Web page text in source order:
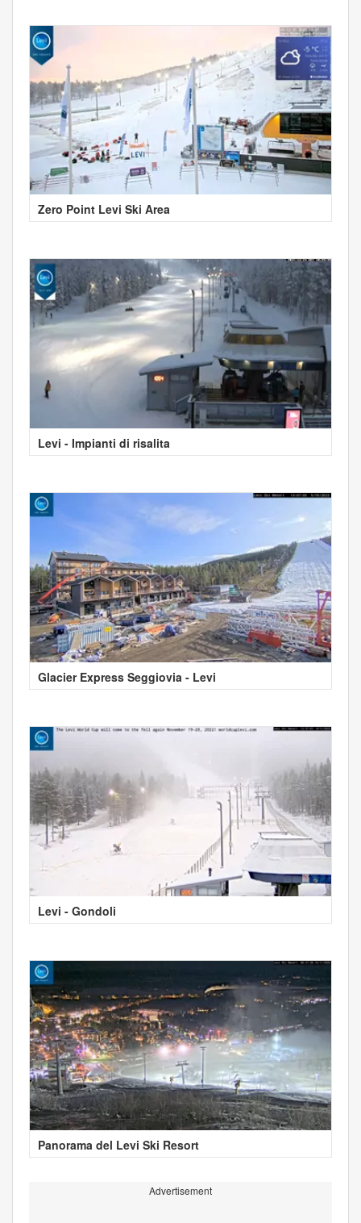
Zero Point Levi Ski Area
Levi - Impianti di risalita
Glacier Express Seggiovia - Levi
Levi - Gondoli
Panorama del Levi Ski Resort
Advertisement